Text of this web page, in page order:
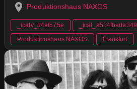
Produktionshaus NAXOS
_icalv_d4af575e
_ical_a514fbada349
Produktionshaus NAXOS
Frankfurt